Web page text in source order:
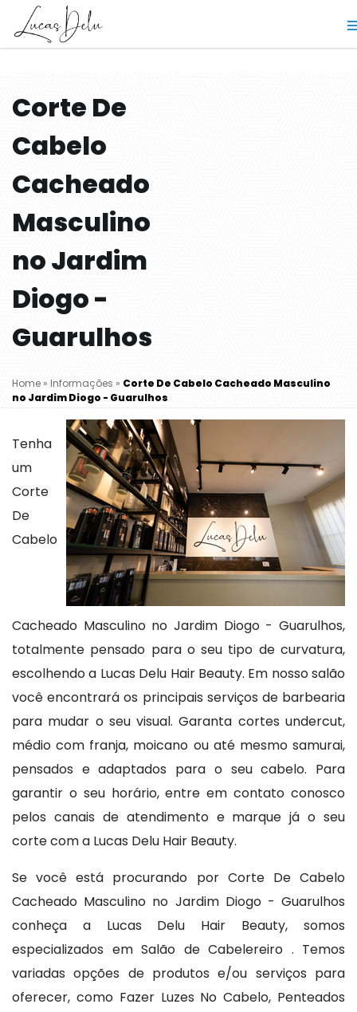
Corte De
Cabelo
Cacheado
Masculino
no Jardim
Diogo -
Guarulhos
Home» Informações » Corte De Cabelo Cacheado Masculino
no Jardim Diogo - Guarulhos
Tenha
um
Corte
De
Cabelo
Cacheado Masculino no Jardim Diogo - Guarulhos,
totalmente pensado para o seu tipo de curvatura,
escolhendo a Lucas Delu Hair Beauty. Em nosso salão
você encontrará os principais serviços de barbearia
para mudar o seu visual. Garanta cortes undercut,
médio com franja, moicano ou até mesmo samurai,
pensados e adaptados para o seu cabelo. Para
garantir o seu horário, entre em contato conosco
pelos canais de atendimento e marque já o seu
corte com a Lucas Delu Hair Beauty.
Se você está procurando por Corte De Cabelo
Cacheado Masculino no Jardim Diogo - Guarulhos
conheça a Lucas Delu Hair Beauty, somos
especializados em Salão de Cabelereiro . Temos
variadas opções de produtos e/ou serviços para
oferecer, como Fazer Luzes No Cabelo, Penteados